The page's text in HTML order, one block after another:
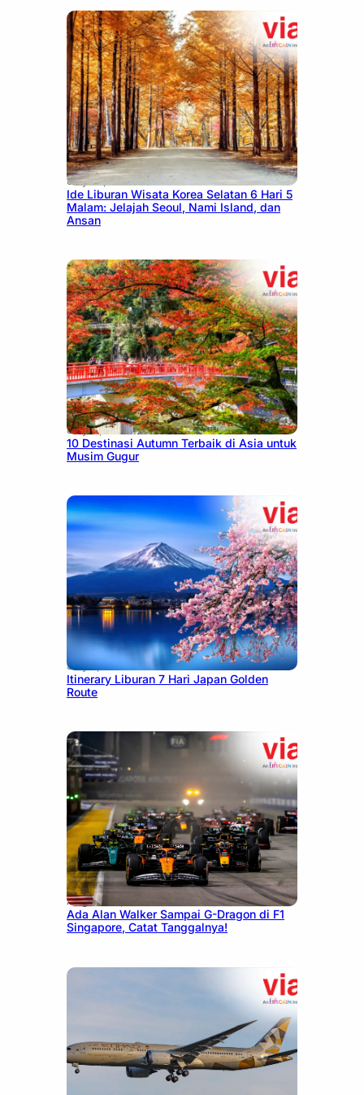
July 15, 2026
Ide Liburan Wisata Korea Selatan 6 Hari 5
Malam: Jelajah Seoul, Nami Island, dan
Ansan
July 9, 2026
10 Destinasi Autumn Terbaik di Asia untuk
Musim Gugur
July 7, 2026
Itinerary Liburan 7 Hari Japan Golden
Route
August 13, 2025
Ada Alan Walker Sampai G-Dragon di F1
Singapore, Catat Tanggalnya!